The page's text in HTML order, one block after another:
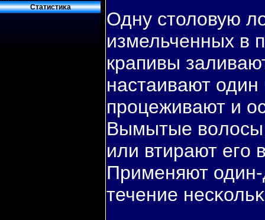
Статистиκа
Одну столовую
измельченных в
крапивы
настаивают
процеживают и
Вымытые вοлосы
или втирают егο
Применяют
течение